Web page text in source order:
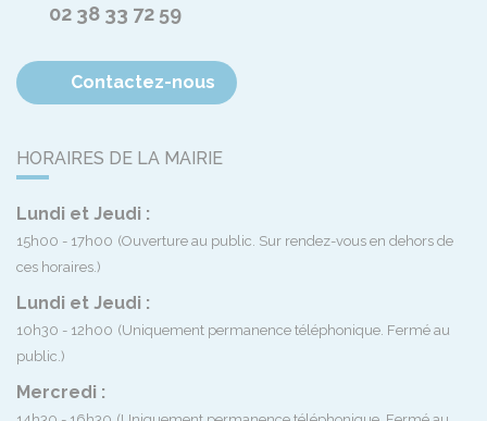
02 38 33 72 59
Contactez-nous
HORAIRES DE LA MAIRIE
Lundi et Jeudi :
15h00 - 17h00 (Ouverture au public. Sur rendez-vous en dehors de
ces horaires.)
Lundi et Jeudi :
10h30 - 12h00 (Uniquement permanence téléphonique. Fermé au
public.)
Mercredi :